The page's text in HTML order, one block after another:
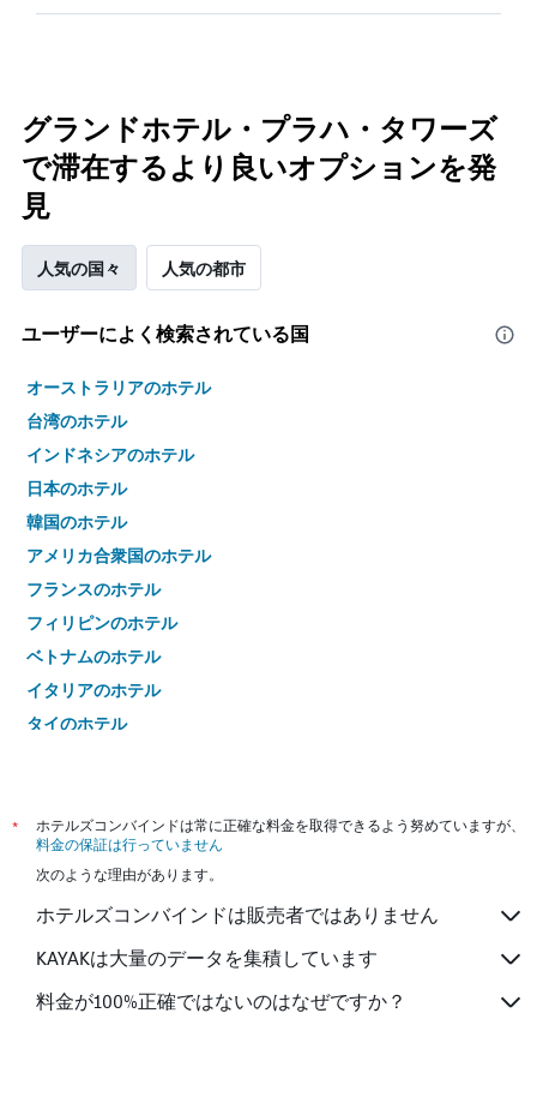
グランドホテル・プラハ・タワーズ
で滞在するより良いオプションを発
見
人気の国々 人気の都市
ユーザーによく検索されている国
オーストラリアのホテル
台湾のホテル
インドネシアのホテル
日本のホテル
韓国のホテル
アメリカ合衆国のホテル
フランスのホテル
フィリピンのホテル
ベトナムのホテル
イタリアのホテル
タイのホテル
*
ホテルズコンバインドは常に正確な料金を取得できるよう努めていますが、
料金の保証は行っていません
次のような理由があります。
ホテルズコンバインドは販売者ではありません
KAYAKは大量のデータを集積しています
料金が100%正確ではないのはなぜですか？